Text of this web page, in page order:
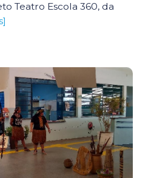
Teatro Escola 360, da